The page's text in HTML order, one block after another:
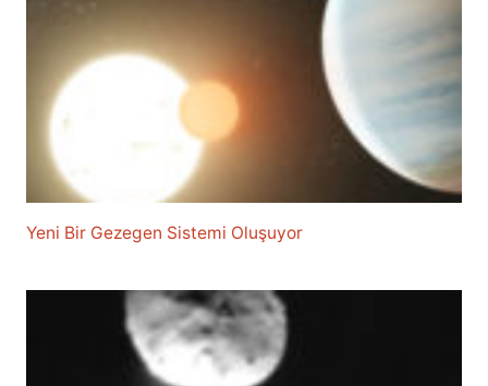
Yeni Bir Gezegen Sistemi Oluşuyor